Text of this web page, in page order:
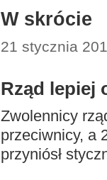
W skrócie
21 stycznia
Rząd lepiej
Zwolennicy
przeciwnicy, a
przyniósł